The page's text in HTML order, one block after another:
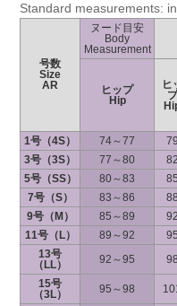
Standard measurements:
号数
Size
AR
ヌード目安
Body
Measurement
ヒップ
Hip
ヒ
プ
1号（4S） 74～77 79
3号（3S）
77～80 82
5号（SS）
80～83 85
7号（S）
83～86 88
9号（M）
85～89 92
11号（L）
89～92 95
13号
（LL）
92～95 98
15号
（3L）
95～98